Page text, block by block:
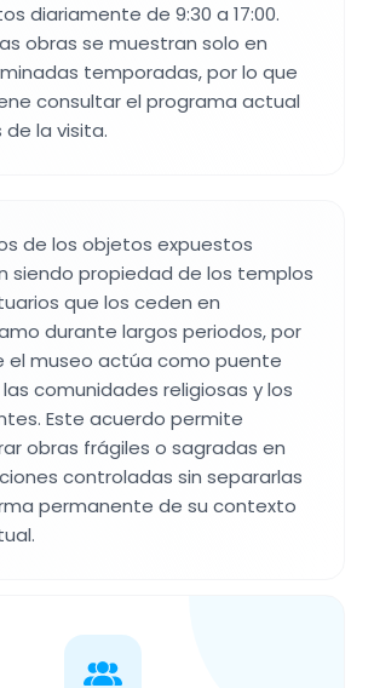
diariamente de 9:30 a 17:00.
obras se muestran solo en
temporadas, por lo que
consultar el programa actual
la visita.
de los objetos expuestos
siendo propiedad de los templos
que los ceden en
durante largos periodos, por
el museo actúa como puente
comunidades religiosas y los
Este acuerdo permite
obras frágiles o sagradas en
controladas sin separarlas
permanente de su contexto